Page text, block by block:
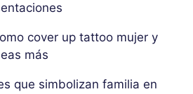
cover up tattoo mujer y
más
que simbolizan familia en